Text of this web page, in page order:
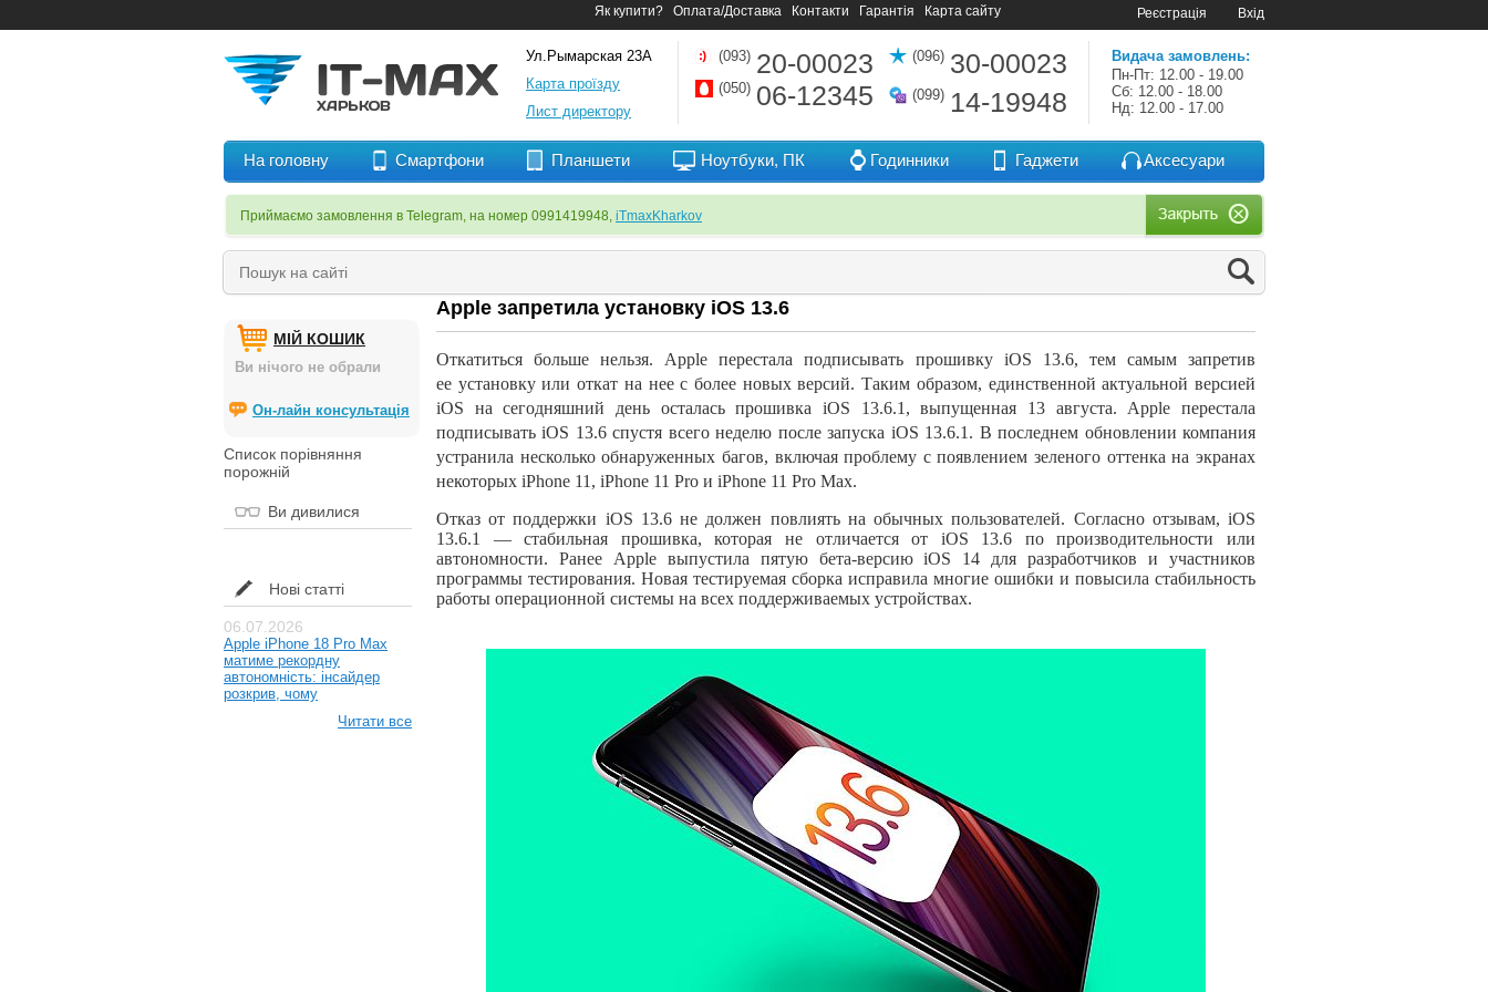
Як купити? Оплата/Доставка Контакти Гарантія Карта сайту Реєстрація Вхід
Ул.Рымарская 23А
Карта проїзду
Лист директору
(093) 20-00023
(050) 06-12345
(096) 30-00023
(099) 14-19948
Видача замовлень:
Пн-Пт: 12.00 - 19.00
Сб: 12.00 - 18.00
Нд: 12.00 - 17.00
На головну Смартфони Планшети Ноутбуки, ПК Годинники Гаджети Аксесуари
Приймаємо замовлення в Telegram, на номер 0991419948, iTmaxKharkov
МІЙ КОШИК
Ви нічого не обрали
Он-лайн консультація
Список порівняння
порожній
Ви дивилися
Нові статті
06.07.2026
Apple iPhone 18 Pro Max
матиме рекордну
автономність: інсайдер
розкрив, чому
Читати все
Apple запретила установку iOS 13.6
Откатиться больше нельзя. Apple перестала подписывать прошивку iOS 13.6, тем самым запретив
ее установку или откат на нее с более новых версий. Таким образом, единственной актуальной версией
iOS на сегодняшний день осталась прошивка iOS 13.6.1, выпущенная 13 августа. Apple перестала
подписывать iOS 13.6 спустя всего неделю после запуска iOS 13.6.1. В последнем обновлении компания
устранила несколько обнаруженных багов, включая проблему с появлением зеленого оттенка на экранах
некоторых iPhone 11, iPhone 11 Pro и iPhone 11 Pro Max.
Отказ от поддержки iOS 13.6 не должен повлиять на обычных пользователей. Согласно отзывам, iOS
13.6.1 — стабильная прошивка, которая не отличается от iOS 13.6 по производительности или
автономности. Ранее Apple выпустила пятую бета-версию iOS 14 для разработчиков и участников
программы тестирования. Новая тестируемая сборка исправила многие ошибки и повысила стабильность
работы операционной системы на всех поддерживаемых устройствах.